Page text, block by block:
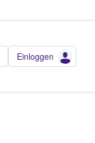
Einloggen